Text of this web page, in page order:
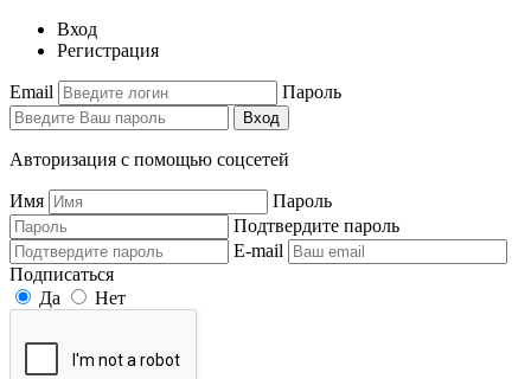
Вход
Регистрация
Email Пароль
Вход
Авторизация с помощью соцсетей
Имя
Пароль
Подтвердите пароль
E-mail
Подписаться
Да
Нет